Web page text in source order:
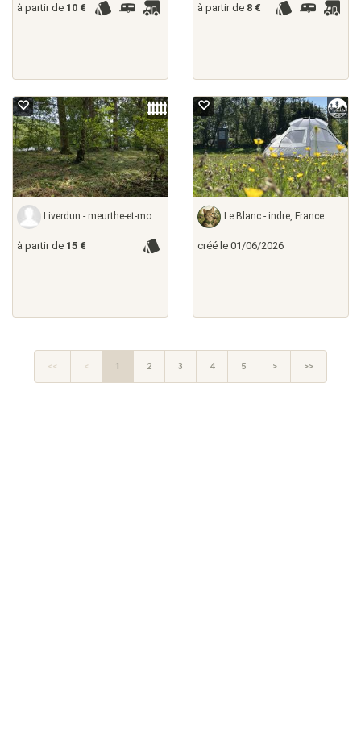
à partir de 10 € à partir de 8 €
Liverdun - meurthe-et-moselle,
à partir de 15 €
Le Blanc - indre, France
créé le 01/06/2026
<< < 1 2 3 4 5 > >>